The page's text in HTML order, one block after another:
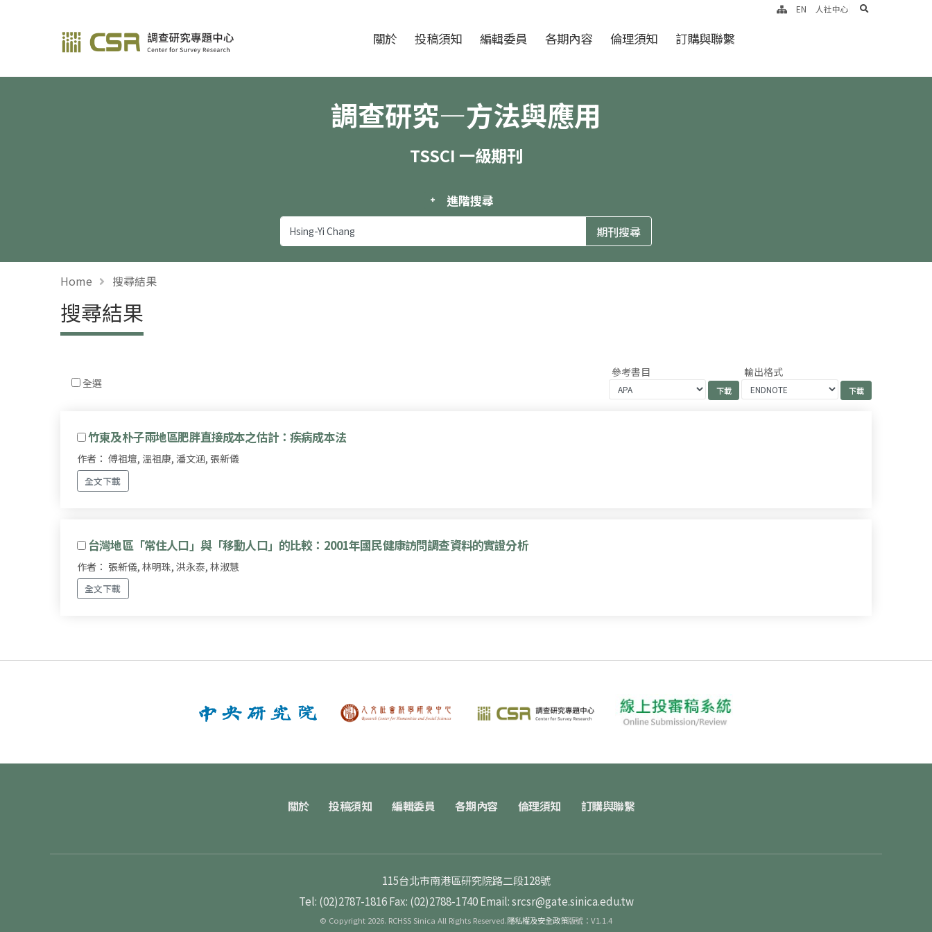
調查研究—方法與應用期刊 關於 投稿須知 編輯委員 各期內容 倫理須知 訂購與聯繫
EN 人社中心 search
調查研究—方法與應用
TSSCI 一級期刊
進階搜尋
Home 搜尋結果
搜尋結果
全選
參考書目 輸出格式
竹東及朴子兩地區肥胖直接成本之估計：疾病成本法
作者： 傅祖壇, 溫祖康, 潘文涵, 張新儀
全文下載
台灣地區「常住人口」與「移動人口」的比較：2001年國民健康訪問調查資料的實證分析
作者： 張新儀, 林明珠, 洪永泰, 林淑慧
全文下載
關於 投稿須知 編輯委員 各期內容 倫理須知 訂購與聯繫
115台北市南港區研究院路二段128號
Tel: (02)2787-1816 Fax: (02)2788-1740 Email: srcsr@gate.sinica.edu.tw
© Copyright 2026. RCHSS Sinica All Rights Reserved.隱私權及安全政策版號：V1.1.4